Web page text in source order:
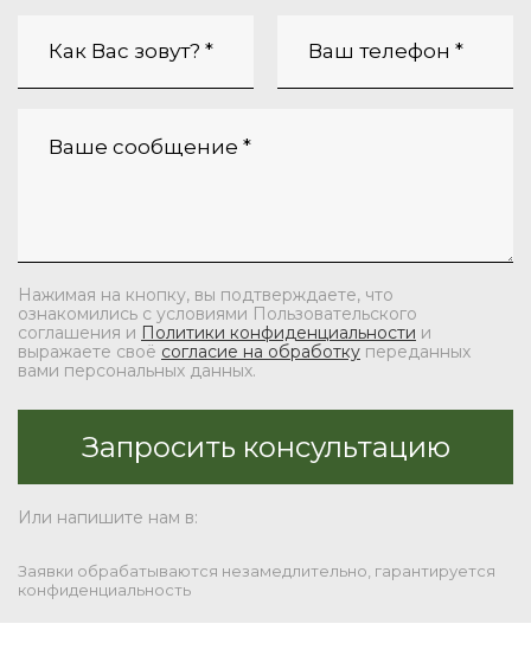
Нажимая на кнопку, вы подтверждаете, что
ознакомились с условиями Пользовательского
соглашения и Политики конфиденциальности и
выражаете своё согласие на обработкупереданных
вами персональных данных.
Или напишите нам в:
Заявки обрабатываются незамедлительно, гарантируется
конфиденциальность